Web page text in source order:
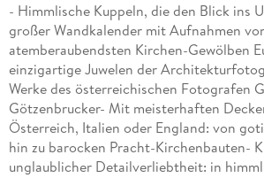
- Himmlische Kuppeln, die den Blick ins
großer Wandkalender mit Aufnahmen
atemberaubendsten Kirchen-Gewölben
einzigartige Juwelen der
Werke des österreichischen Fotografen
Götzenbrucker- Mit meisterhaften
Österreich, Italien oder England: von
hin zu barocken Pracht-Kirchenbauten-
unglaublicher Detailverliebtheit: in